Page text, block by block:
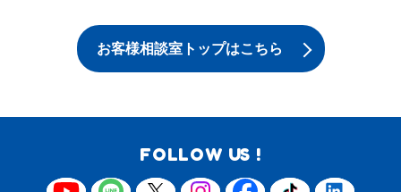
お客様相談室トップはこちら
FOLLOW US !